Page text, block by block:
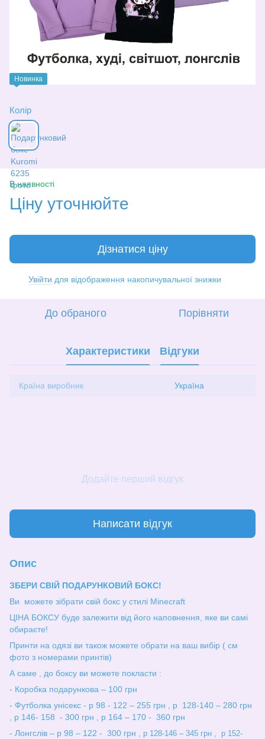
Новинка
Колір
В наявності
Ціну уточнюйте
Дізнатися ціну
Увійти для відображення накопичувальної знижки
До обраного Порівняти
Характеристики Відгуки
Країна виробник Україна
Додайте перший відгук
Написати відгук
Опис
ЗБЕРИ СВІЙ ПОДАРУНКОВИЙ БОКС!
Ви можете зібрати свій бокс у стилі Minecraft
ЦІНА БОКСУ буде залежити від його наповнення, яке ви самі
обираєте!
Принти на одязі ви також можете обрати на ваш вибір ( см
фото з номерами принтів)
А саме , до боксу ви можете покласти :
- Коробка подарункова – 100 грн
- Футболка унісекс - р 98 - 122 – 255 грн , р 128-140 – 280 грн
, р 146- 158 - 300 грн , р 164 – 170 - 360 грн
- Лонгслів – р 98 – 122 - 300 грн , р 128-146 – 345 грн , р 152-